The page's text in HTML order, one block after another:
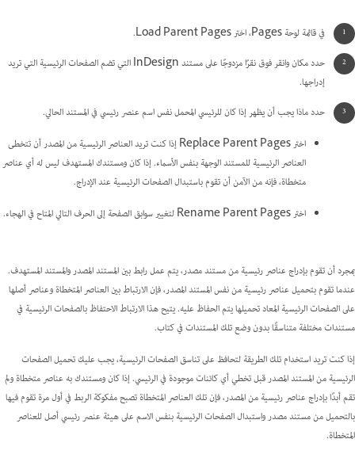
في قائمة لوحة Pages، اختر Load Parent Pages.
حدد مكان وانقر فوق نقرًا مزدوجًا على مستند InDesign التي تضم الصفحات الرئيسية التي تريد
إدراجها.
حدد ماذا يجب أن يظهر إذا كان للرئيسي المحمل نفس اسم عنصر رئيسي في المستند الحالي.
اختر Replace Parent Pages إذا كنت تريد العناصر الرئيسية من المصدر أن تتخطى
العناصر الرئيسية للمستند الوجهة بنفس الأسماء. إذا كان ومستندك المستهدف ليس له أي عناصر
متخطاة، فإنه من الآمن أن تقوم باستبدال الصفحات الرئيسية عند الإدراج.
اختر Rename Parent Pages لتغيير سوابق الصفحة إلى الحرف التالي المتاح في الهجاء.
بمجرد أن تقوم بإدراج عناصر رئيسية من مستند مصدر، يتم عمل رابط بين المستند المصدر والمستند المستهدف.
عندما تقوم بتحميل عناصر رئيسية من نفس المستند المصدر، فإن الارتباط بين العناصر المتخطاة وعناصر أصلها
على الصفحات الرئيسية المعاد تحميلها يتم الحفاظ عليه. يتيح هذا الارتباط الاحتفاظ بالصفحات الرئيسية في
مستندات مختلفة متناسقًا بدون وضع تلك المستندات في كتاب.
إذا كنت تريد استخدام تلك الطريقة لتحافظ على تناسق الصفحات الرئيسية، يجب عليك تحميل الصفحات
الرئيسية من المستند المصدر قبل تخطي أي كائنات موجودة في الرئيسي. إذا كان ومستندك به عناصر متخطاة ولم
تقم أبدًا بإدراج عناصر رئيسية من المصدر، فإن تلك العناصر المتخطاة تصبح مفكوكة الربط في أول مرة تقوم فيها
بالتحميل من مستند مصدر واستبدال الصفحات الرئيسية بنفس الاسم على هيئة عنصر رئيسي أصل للعناصر
المتخطاة.